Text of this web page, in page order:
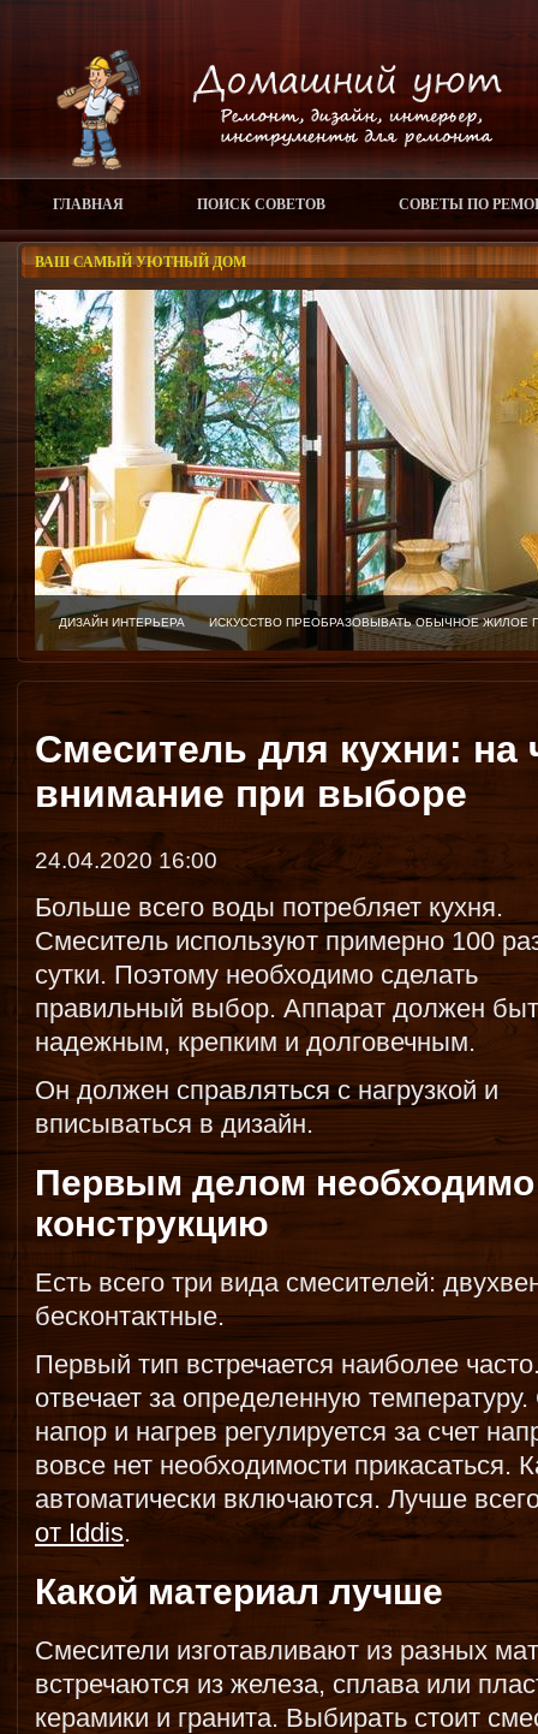
ГЛАВНАЯ ПОИСК СОВЕТОВ СОВЕТЫ ПО
ВАШ САМЫЙ УЮТНЫЙ ДОМ
ДИЗАЙН ИНТЕРЬЕРА ИСКУССТВО ПРЕОБРАЗОВЫВАТЬ ОБЫЧНОЕ
Смеситель для кухни: на
внимание при выборе
24.04.2020 16:00
Больше всего воды потребляет кухня.
Смеситель используют примерно 100
сутки. Поэтому необходимо сделать
правильный выбор. Аппарат должен
надежным, крепким и долговечным.
Он должен справляться с нагрузкой и
вписываться в дизайн.
Первым делом
конструкцию
Есть всего три вида смесителей:
бесконтактные.
Первый тип встречается наиболее
отвечает за определенную
напор и нагрев регулируется за счет
вовсе нет необходимости прикасаться.
автоматически включаются. Лучше
от Iddis.
Какой материал лучше
Смесители изготавливают из разных
встречаются из железа, сплава или
керамики и гранита. Выбирать стоит